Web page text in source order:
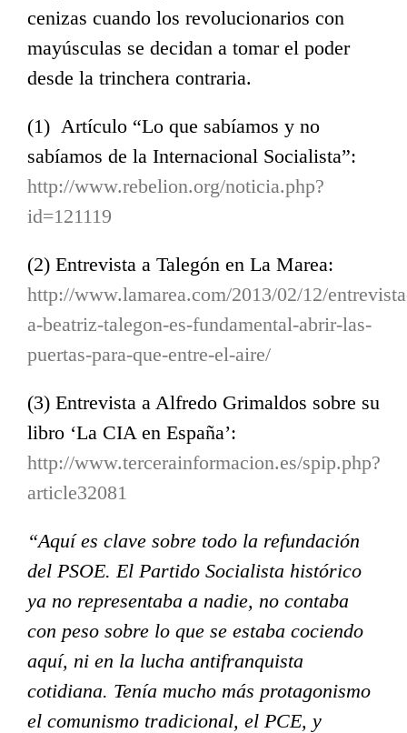
cenizas cuando los revolucionarios con
mayúsculas se decidan a tomar el poder
desde la trinchera contraria.
(1) Artículo “Lo que sabíamos y no
sabíamos de la Internacional Socialista”:
http://www.rebelion.org/noticia.php?
id=121119
(2) Entrevista a Talegón en La Marea:
http://www.lamarea.com/2013/02/12/
a-beatriz-talegon-es-fundamental-abrir-las-
puertas-para-que-entre-el-aire/
(3) Entrevista a Alfredo Grimaldos sobre su
libro ‘La CIA en España’:
http://www.tercerainformacion.es/spip.php?
article32081
“Aquí es clave sobre todo la refundación
del PSOE. El Partido Socialista histórico
ya no representaba a nadie, no contaba
con peso sobre lo que se estaba cociendo
aquí, ni en la lucha antifranquista
cotidiana. Tenía mucho más protagonismo
el comunismo tradicional, el PCE, y